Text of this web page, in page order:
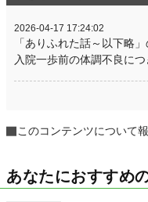
2026-04-17 17:24:02
「ありふれた話～以下略
入院一歩前の体調不良につ
このコンテンツについて
あなたにおすすめ